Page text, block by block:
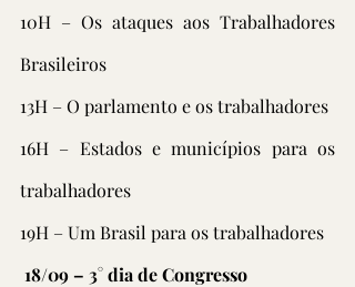
10H – Os ataques aos Trabalhadores
Brasileiros
13H – O parlamento e os trabalhadores
16H – Estados e municípios para os
trabalhadores
19H – Um Brasil para os trabalhadores
18/09 – 3° dia de Congresso